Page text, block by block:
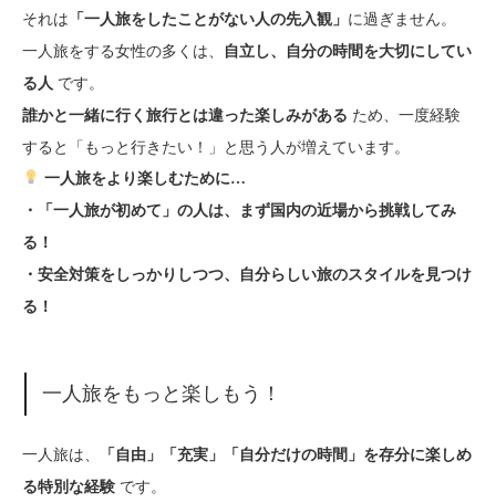
それは 「一人旅をしたことがない人の先入観」 に過ぎません。
一人旅をする女性の多くは、
自立し、自分の時間を大切にしてい
る人 です。
誰かと一緒に行く旅行とは違った楽しみがある ため、一度経験
すると「もっと行きたい！」と思う人が増えています。
一人旅をより楽しむために…
・「一人旅が初めて」の人は、まず国内の近場から挑戦してみ
る！
・安全対策をしっかりしつつ、自分らしい旅のスタイルを見つけ
る！
一人旅をもっと楽しもう！
一人旅は、
「自由」「充実」「自分だけの時間」を存分に楽しめ
る特別な経験 です。